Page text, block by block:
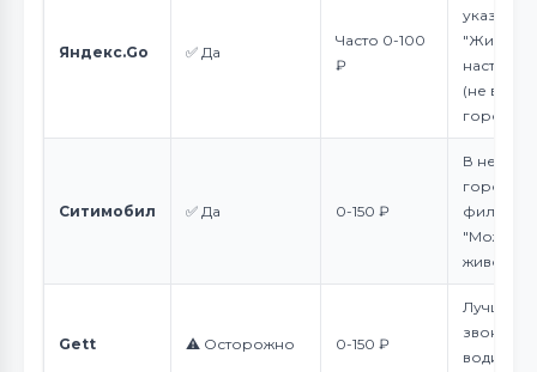
Яндекс.Go ✅ Да
Часто 0-100
₽
указать
(не во
городах)
Ситимобил ✅ Да 0-150 ₽
В
городах
фильтр
"Можно с
Gett ⚠️ Осторожно 0-150 ₽
Лучше
звонить
водителю